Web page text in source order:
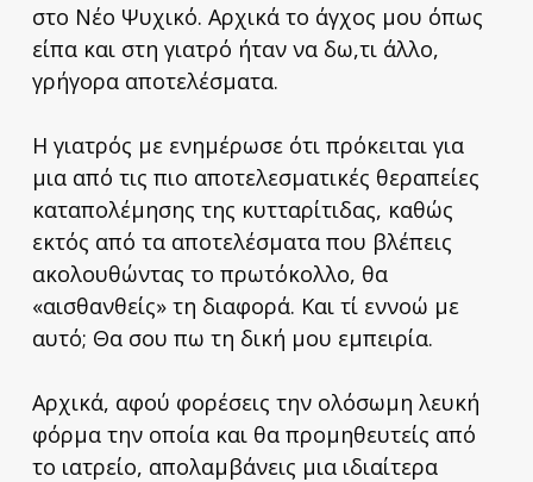
στο Νέο Ψυχικό. Αρχικά το άγχος μου όπως
είπα και στη γιατρό ήταν να δω,τι άλλο,
γρήγορα αποτελέσματα.
Η γιατρός με ενημέρωσε ότι πρόκειται για
μια από τις πιο αποτελεσματικές θεραπείες
καταπολέμησης της κυτταρίτιδας, καθώς
εκτός από τα αποτελέσματα που βλέπεις
ακολουθώντας το πρωτόκολλο, θα
«αισθανθείς» τη διαφορά. Και τί εννοώ με
αυτό; Θα σου πω τη δική μου εμπειρία.
Αρχικά, αφού φορέσεις την ολόσωμη λευκή
φόρμα την οποία και θα προμηθευτείς από
το ιατρείο, απολαμβάνεις μια ιδιαίτερα